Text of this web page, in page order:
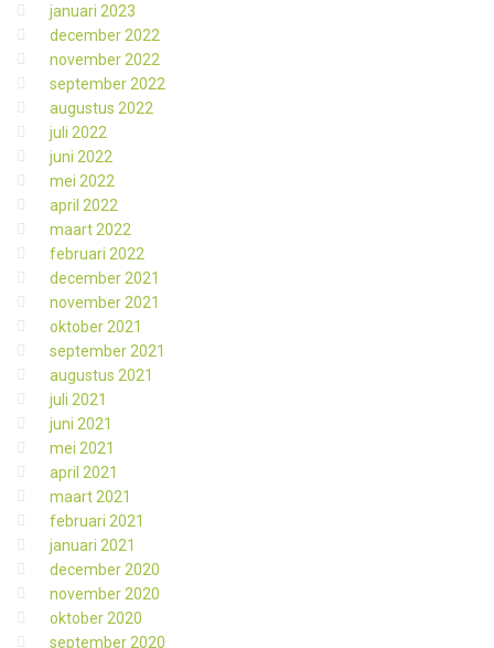
januari 2023
december 2022
november 2022
september 2022
augustus 2022
juli 2022
juni 2022
mei 2022
april 2022
maart 2022
februari 2022
december 2021
november 2021
oktober 2021
september 2021
augustus 2021
juli 2021
juni 2021
mei 2021
april 2021
maart 2021
februari 2021
januari 2021
december 2020
november 2020
oktober 2020
september 2020